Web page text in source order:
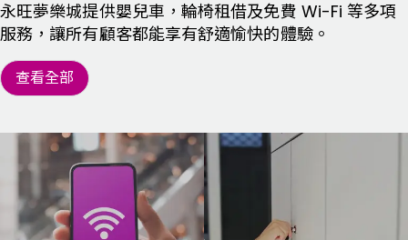
永旺夢樂城提供嬰兒車，輪椅租借及免費 Wi-Fi 等多項
服務，讓所有顧客都能享有舒適愉快的體驗。
查看全部